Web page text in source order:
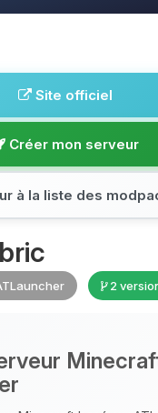
Site officiel
Créer mon serveur
à la liste des
2